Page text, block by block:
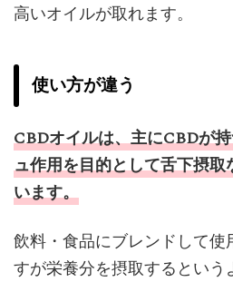
高いオイルが取れます。
使い方が違う
CBDオイルは、主にCBDが
ュ作用を目的として舌下摂
います。
飲料・食品にブレンドして
すが栄養分を摂取するとい